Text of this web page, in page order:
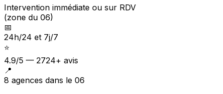
Intervention immédiate ou sur RDV
(zone du 06)
📅
24h/24 et 7j/7
⭐
4.9/5 — 2724+ avis
📍
8 agences dans le 06